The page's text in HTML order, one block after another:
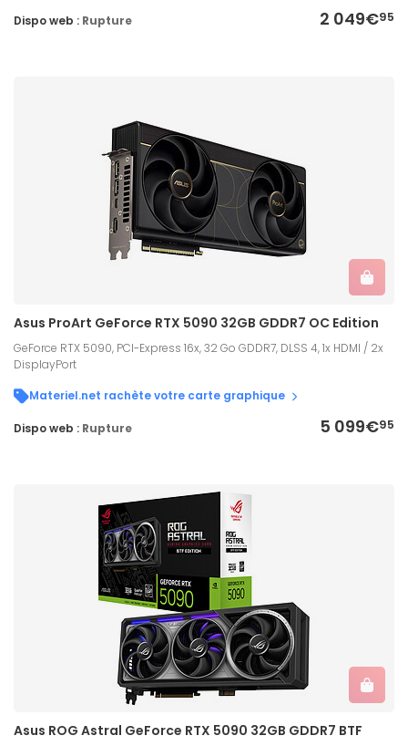
2 049€95
Dispo web : Rupture
Asus ProArt GeForce RTX 5090 32GB GDDR7 OC Edition
GeForce RTX 5090, PCI-Express 16x, 32 Go GDDR7, DLSS 4, 1x HDMI / 2x
DisplayPort
Materiel.net rachète votre carte graphique
5 099€95
Dispo web : Rupture
Asus ROG Astral GeForce RTX 5090 32GB GDDR7 BTF